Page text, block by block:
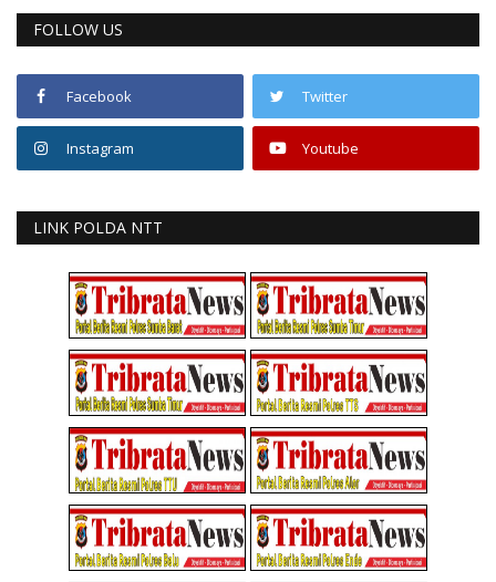
FOLLOW US
Facebook Twitter
Instagram Youtube
LINK POLDA NTT